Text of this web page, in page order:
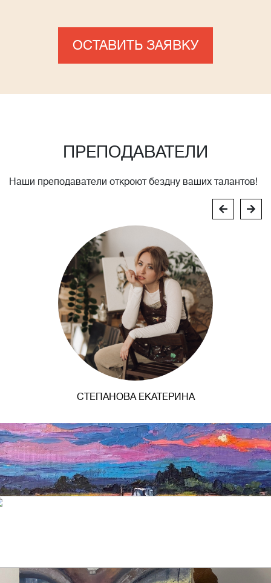
ОСТАВИТЬ ЗАЯВКУ
ПРЕПОДАВАТЕЛИ
Наши преподаватели откроют бездну ваших талантов!
СТЕПАНОВА ЕКАТЕРИНА